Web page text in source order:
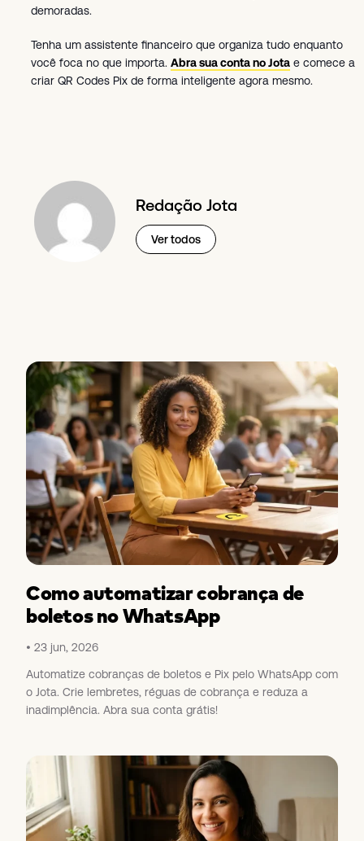
demoradas.
Tenha um assistente financeiro que organiza tudo enquanto
você foca no que importa. Abra sua conta no Jota e comece a
criar QR Codes Pix de forma inteligente agora mesmo.
Redação Jota
Ver todos
Como automatizar cobrança de
boletos no WhatsApp
23 jun, 2026
Automatize cobranças de boletos e Pix pelo WhatsApp com
o Jota. Crie lembretes, réguas de cobrança e reduza a
inadimplência. Abra sua conta grátis!